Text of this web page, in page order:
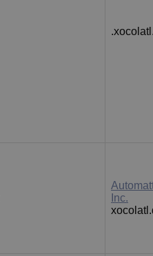
Inc.